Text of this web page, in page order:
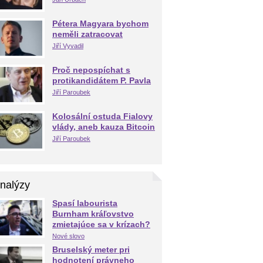
Pétera Magyara bychom
neměli zatracovat
Jiří Vyvadil
Proč nepospíchat s
protikandidátem P. Pavla
Jiří Paroubek
Kolosální ostuda Fialovy
vlády, aneb kauza Bitcoin
Jiří Paroubek
Spasí labourista
Burnham kráľovstvo
zmietajúce sa v krízach?
Nové slovo
Bruselský meter pri
hodnotení právneho